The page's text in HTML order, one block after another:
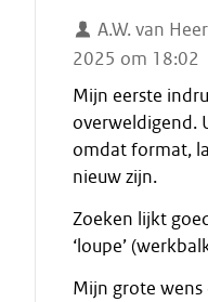
A.W. van
2025 om 18:02
Mijn eerste
overweldigend.
omdat format,
nieuw zijn.
Zoeken lijkt
‘loupe’
Mijn grote